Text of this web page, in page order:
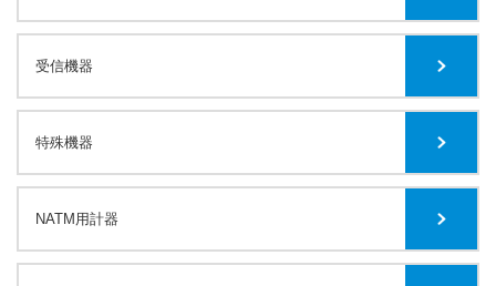
受信機器
特殊機器
NATM用計器